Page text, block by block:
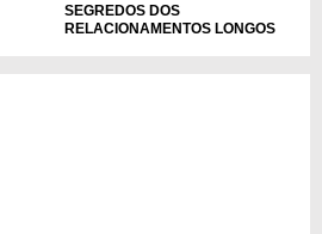
SEGREDOS DOS
RELACIONAMENTOS LONGOS